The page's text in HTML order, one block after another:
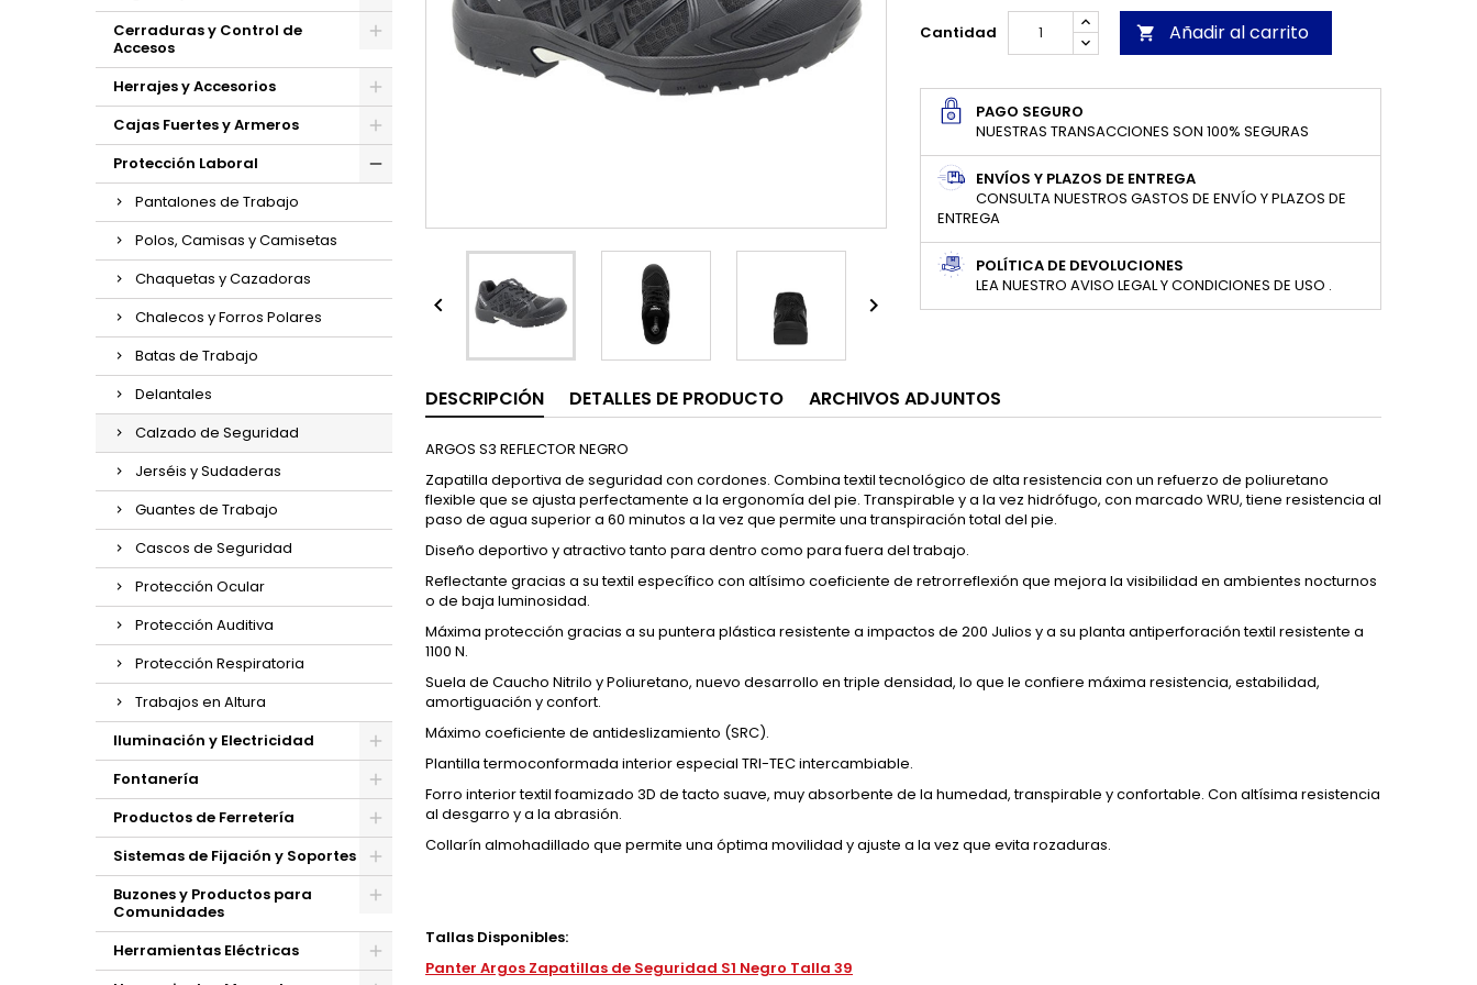
Cerraduras y Control de
Accesos
Herrajes y Accesorios
Cajas Fuertes y Armeros
Protección Laboral
Pantalones de Trabajo
Polos, Camisas y Camisetas
Chaquetas y Cazadoras
Chalecos y Forros Polares
Batas de Trabajo
Delantales
Calzado de Seguridad
Jerséis y Sudaderas
Guantes de Trabajo
Cascos de Seguridad
Protección Ocular
Protección Auditiva
Protección Respiratoria
Trabajos en Altura
Iluminación y Electricidad
Fontanería
Productos de Ferretería
Sistemas de Fijación y Soportes
Buzones y Productos para
Comunidades
Herramientas Eléctricas
 
Cantidad  Añadir al carrito
PAGO SEGURO
NUESTRAS TRANSACCIONES SON 100% SEGURAS
ENVÍOS Y PLAZOS DE ENTREGA
CONSULTA NUESTROS GASTOS DE ENVÍO Y PLAZOS DE
ENTREGA
POLÍTICA DE DEVOLUCIONES
LEA NUESTRO AVISO LEGAL Y CONDICIONES DE USO .
DESCRIPCIÓN DETALLES DE PRODUCTO ARCHIVOS ADJUNTOS
ARGOS S3 REFLECTOR NEGRO
Zapatilla deportiva de seguridad con cordones. Combina textil tecnológico de alta resistencia con un refuerzo de poliuretano
flexible que se ajusta perfectamente a la ergonomía del pie. Transpirable y a la vez hidrófugo, con marcado WRU, tiene resistencia al
paso de agua superior a 60 minutos a la vez que permite una transpiración total del pie.
Diseño deportivo y atractivo tanto para dentro como para fuera del trabajo.
Reflectante gracias a su textil específico con altísimo coeficiente de retrorreflexión que mejora la visibilidad en ambientes nocturnos
o de baja luminosidad.
Máxima protección gracias a su puntera plástica resistente a impactos de 200 Julios y a su planta antiperforación textil resistente a
1100 N.
Suela de Caucho Nitrilo y Poliuretano, nuevo desarrollo en triple densidad, lo que le confiere máxima resistencia, estabilidad,
amortiguación y confort.
Máximo coeficiente de antideslizamiento (SRC).
Plantilla termoconformada interior especial TRI-TEC intercambiable.
Forro interior textil foamizado 3D de tacto suave, muy absorbente de la humedad, transpirable y confortable. Con altísima resistencia
al desgarro y a la abrasión.
Collarín almohadillado que permite una óptima movilidad y ajuste a la vez que evita rozaduras.
Tallas Disponibles:
Panter Argos Zapatillas de Seguridad S1 Negro Talla 39